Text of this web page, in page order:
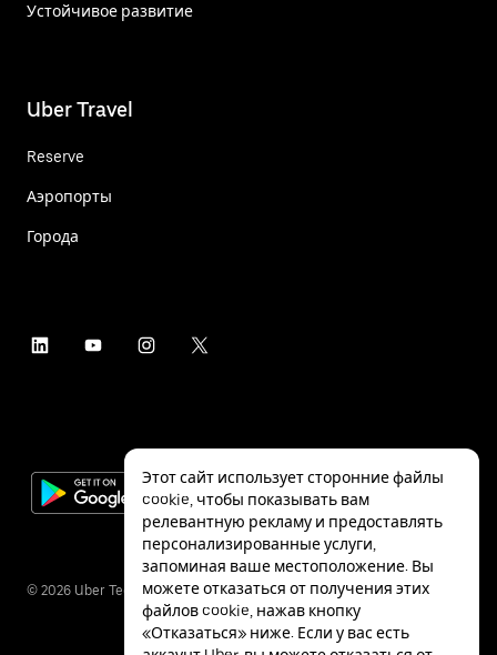
Устойчивое развитие
Uber Travel
Reserve
Аэропорты
Города
© 2026 Uber Technologies Inc.
Этот сайт использует сторонние файлы
cookie, чтобы показывать вам
релевантную рекламу и предоставлять
персонализированные услуги,
запоминая ваше местоположение. Вы
можете отказаться от получения этих
файлов cookie, нажав кнопку
«Отказаться» ниже. Если у вас есть